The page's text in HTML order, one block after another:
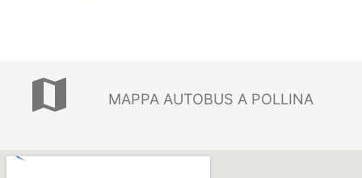
map MAPPA AUTOBUS A POLLINA